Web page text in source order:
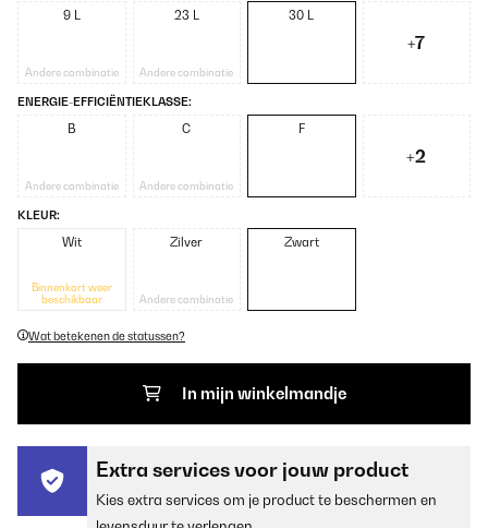
9 L
Andere combinatie
23 L
Andere combinatie
30 L
+7
ENERGIE-EFFICIËNTIEKLASSE:
B
Andere combinatie
C
Andere combinatie
F
+2
KLEUR:
Wit
Binnenkort weer
beschikbaar
Zilver
Andere combinatie
Zwart
Wat betekenen de statussen?
In mijn winkelmandje
Extra services voor jouw product
Kies extra services om je product te beschermen en